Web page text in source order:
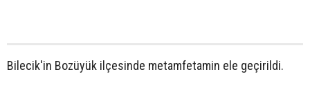
Bilecik'in Bozüyük ilçesinde metamfetamin ele geçirildi.